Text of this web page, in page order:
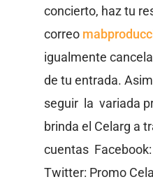
concierto, haz tu
correo
igualmente
de tu entrada.
seguir la variada
brinda el Celarg a
cuentas
Twitter: Promo